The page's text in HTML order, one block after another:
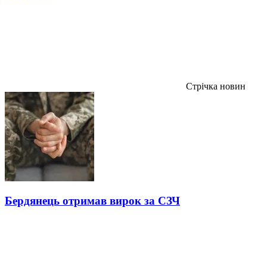
Стрічка новин
Бердянець отримав вирок за СЗЧ